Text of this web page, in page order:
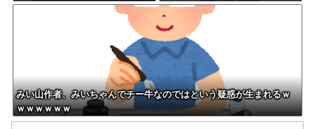
たんやがこれワイ詰み
みい山作者、みいちゃんでチー牛なのではという疑惑が生まれるｗ
ｗｗｗｗｗｗ